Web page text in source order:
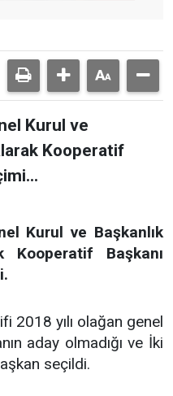
Kurul ve
Kooperatif
Kurul ve Başkanlık
Başkanı
2018 yılı olağan genel
aday olmadığı ve İki
seçildi.